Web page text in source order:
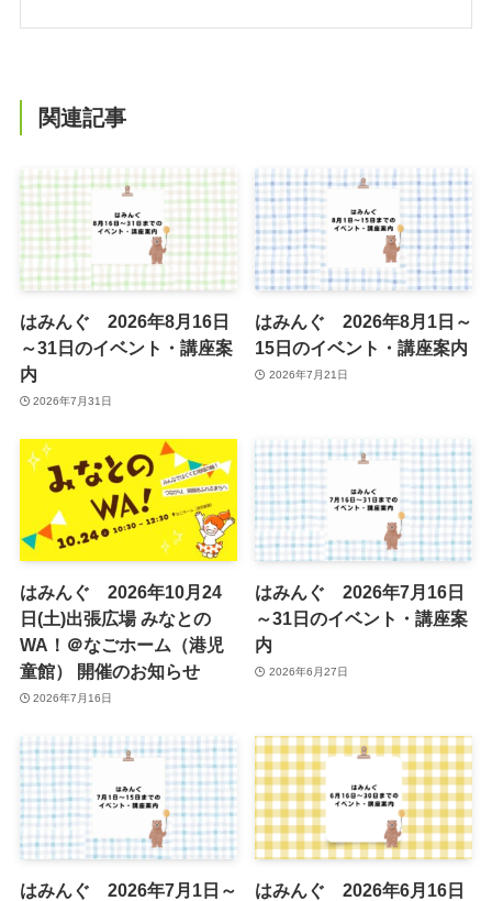
関連記事
はみんぐ 2026年8月16日
～31日のイベント・講座案
内
2026年7月31日
はみんぐ 2026年8月1日～
15日のイベント・講座案内
2026年7月21日
はみんぐ 2026年10月24
日(土)出張広場 みなとの
WA！＠なごホーム（港児
童館） 開催のお知らせ
2026年7月16日
はみんぐ 2026年7月16日
～31日のイベント・講座案
内
2026年6月27日
はみんぐ 2026年7月1日～
はみんぐ 2026年6月16日